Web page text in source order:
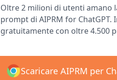
Oltre 2 milioni di utenti amano
prompt di AIPRM for ChatGPT.
gratuitamente con oltre 4.500
Scaricare AIPRM per